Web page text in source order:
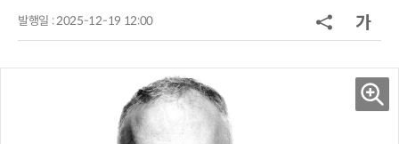
발행일 : 2025-12-19 12:00